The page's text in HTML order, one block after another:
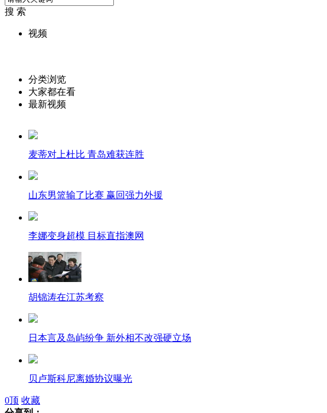
搜 索
视频
分类浏览
大家都在看
最新视频
麦蒂对上杜比 青岛难获连胜
山东男篮输了比赛 赢回强力外援
李娜变身超模 目标直指澳网
胡锦涛在江苏考察
日本言及岛屿纷争 新外相不改强硬立场
贝卢斯科尼离婚协议曝光
0顶 收藏